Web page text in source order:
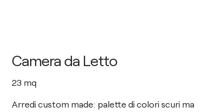
Camera da Letto
23 mq
Arredi custom made: palette di colori scuri ma